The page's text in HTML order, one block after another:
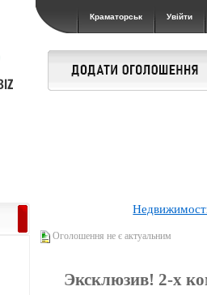
Краматорськ Увійти
Оголошення не є актуальним
Эксклюзив! 2-х